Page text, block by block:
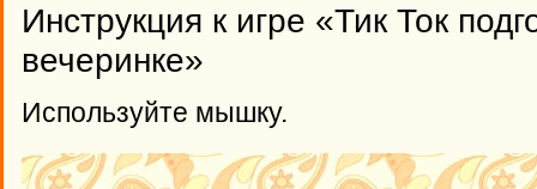
Инструкция к игре «Тик Ток
вечеринке»
Используйте мышку.